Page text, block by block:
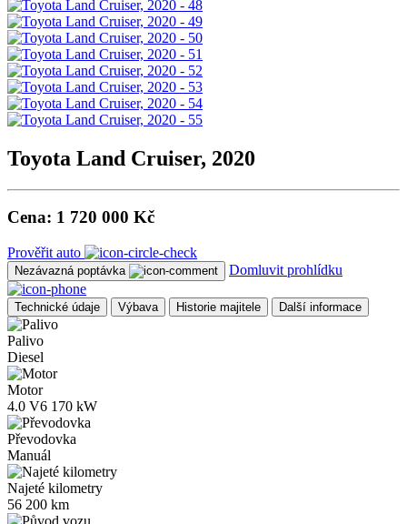
Toyota Land Cruiser, 2020
Cena: 1 720 000 Kč
Prověřit auto
Nezávazná poptávka Domluvit prohlídku
Technické údaje Výbava Historie majitele Další informace
Palivo
Diesel
Motor
4.0 V6 170 kW
Převodovka
Manuál
Najeté kilometry
56 200 km